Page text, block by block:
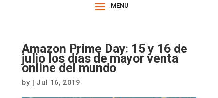
MENU
Amazon Prime Day: 15 y 16 de
julio los días de mayor venta
online del mundo
by Jul 16, 2019